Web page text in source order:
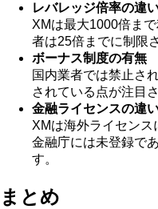
レバレッジ倍率の違
XMは最大1000倍ま
者は25倍までに制限
ボーナス制度の有無
国内業者では禁止さ
されている点が注目
金融ライセンスの違
XMは海外ライセン
金融庁には未登録で
す。
まとめ